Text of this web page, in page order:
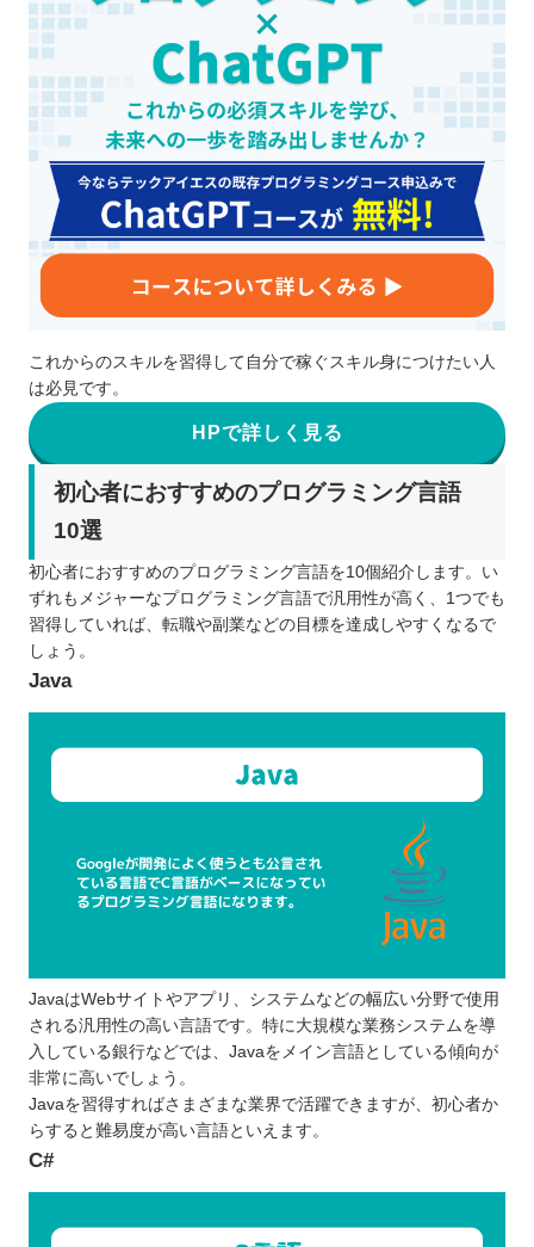
これからのスキルを習得して自分で稼ぐスキル身につけたい人
は必見です。
HPで詳しく見る
初心者におすすめのプログラミング言語
10選
初心者におすすめのプログラミング言語を10個紹介します。い
ずれもメジャーなプログラミング言語で汎用性が高く、1つでも
習得していれば、転職や副業などの目標を達成しやすくなるで
しょう。
Java
JavaはWebサイトやアプリ、システムなどの幅広い分野で使用
される汎用性の高い言語です。特に大規模な業務システムを導
入している銀行などでは、Javaをメイン言語としている傾向が
非常に高いでしょう。
Javaを習得すればさまざまな業界で活躍できますが、初心者か
らすると難易度が高い言語といえます。
C#